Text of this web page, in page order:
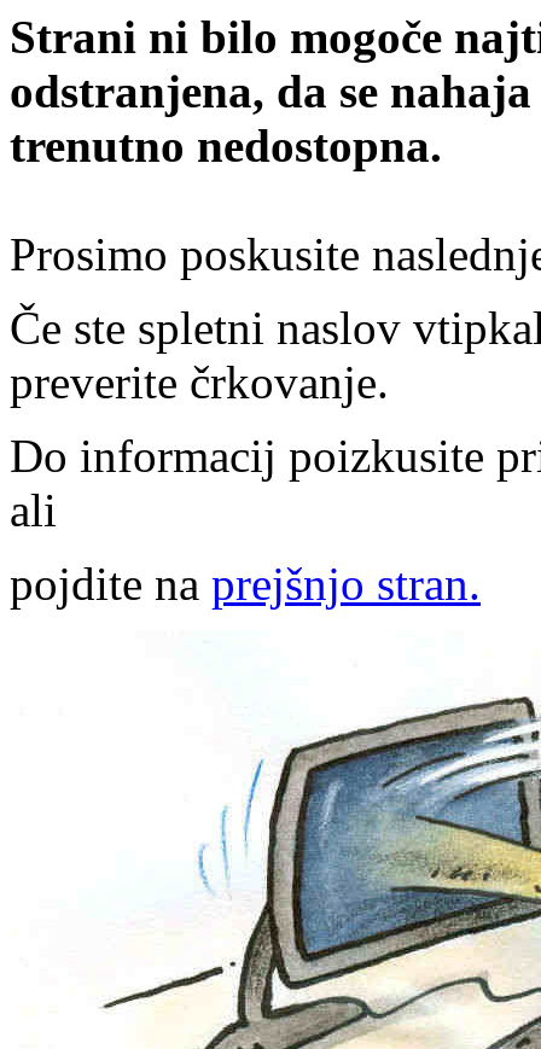
Strani ni bilo mogoče
odstranjena, da se
trenutno nedostopna.
Prosimo poskusite
Če ste spletni naslov
preverite črkovanje.
Do informacij poizkusite
ali
pojdite na prejšnjo stran.